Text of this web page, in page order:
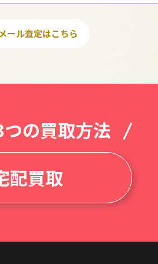
メール査定はこちら
の買取方法
配買取